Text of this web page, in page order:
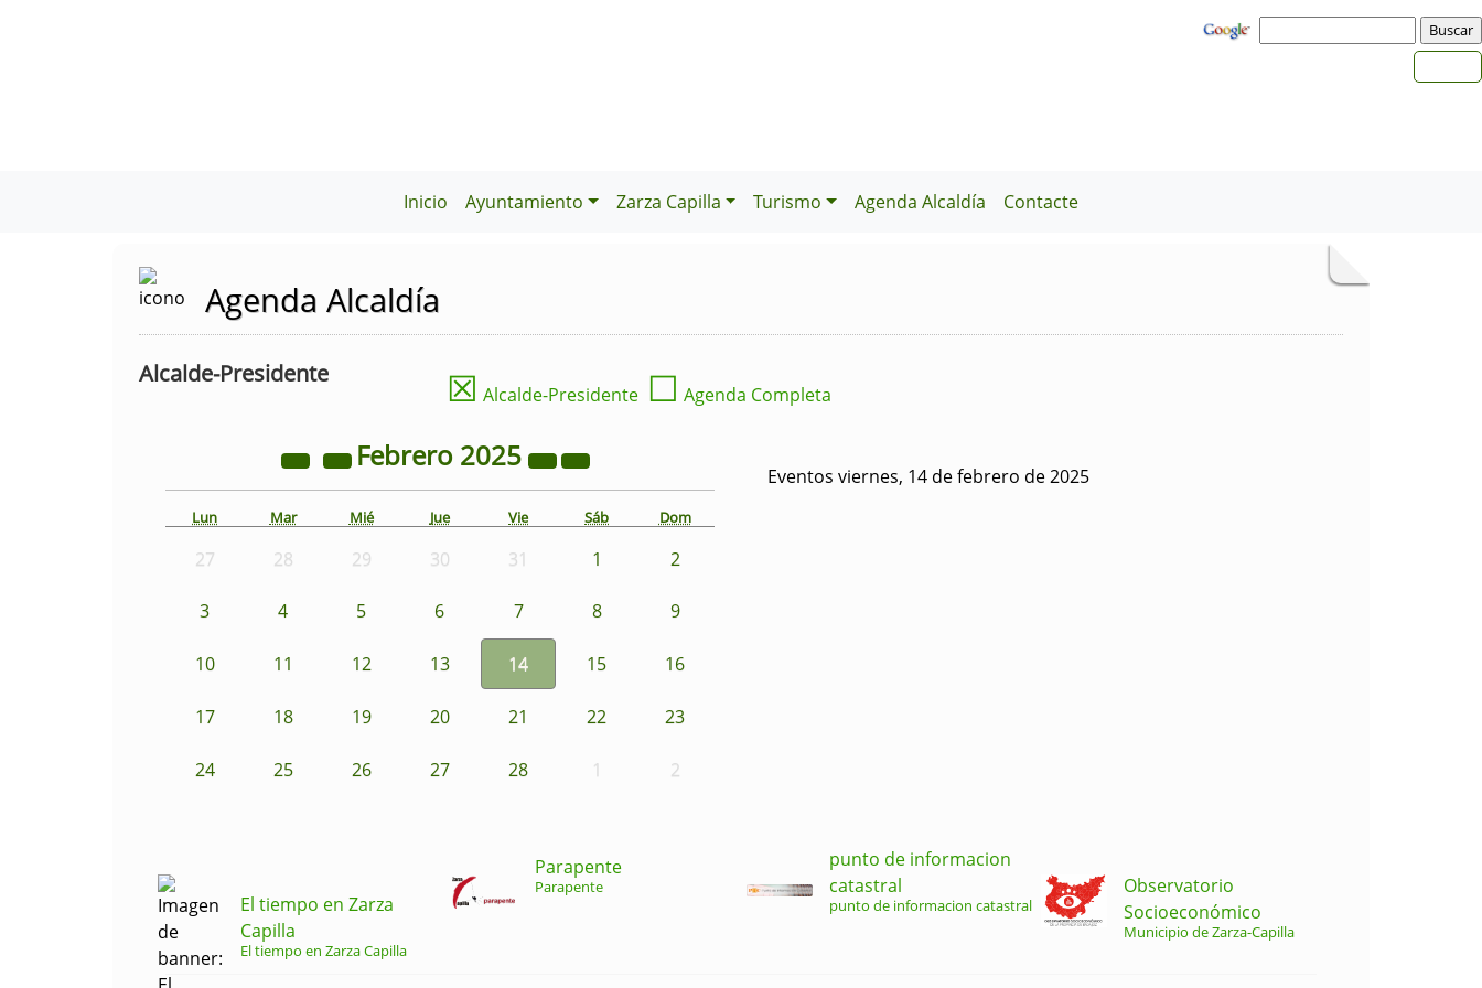
Inicio Ayuntamiento Zarza Capilla Turismo Agenda Alcaldía Contacte
Agenda Alcaldía
Alcalde-Presidente ☒ Alcalde-Presidente ☐ Agenda Completa
Febrero 2025
Lun Mar Mié Jue Vie Sáb Dom
27 28 29 30 31 1 2
3 4 5 6 7 8 9
10 11 12 13 14 15 16
17 18 19 20 21 22 23
24 25 26 27 28 1 2
Eventos viernes, 14 de febrero de 2025
El tiempo en Zarza
Capilla
El tiempo en Zarza Capilla
Parapente
Parapente
punto de informacion
catastral
punto de informacion catastral
Observatorio
Socioeconómico
Municipio de Zarza-Capilla